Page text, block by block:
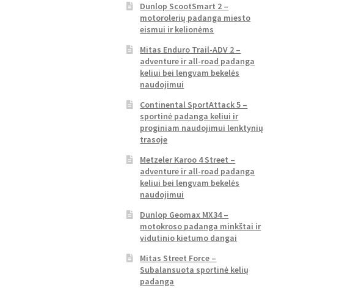
Dunlop ScootSmart 2 –
motorolerių padanga miesto
eismui ir kelionėms
Mitas Enduro Trail-ADV 2 –
adventure ir all-road padanga
keliui bei lengvam bekelės
naudojimui
Continental SportAttack 5 –
sportinė padanga keliui ir
proginiam naudojimui lenktynių
trasoje
Metzeler Karoo 4 Street –
adventure ir all-road padanga
keliui bei lengvam bekelės
naudojimui
Dunlop Geomax MX34 –
motokroso padanga minkštai ir
vidutinio kietumo dangai
Mitas Street Force –
Subalansuota sportinė kelių
padanga